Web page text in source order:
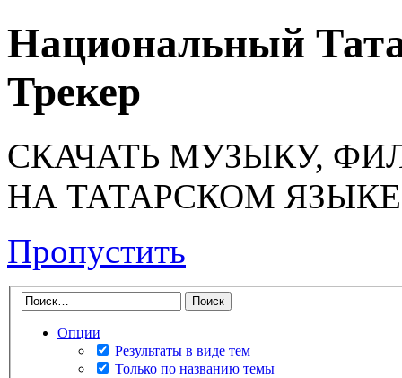
Национальный
Трекер
СКАЧАТЬ МУЗЫКУ,
НА ТАТАРСКОМ ЯЗЫКЕ
Пропустить
Опции
Результаты в виде тем
Только по названию темы